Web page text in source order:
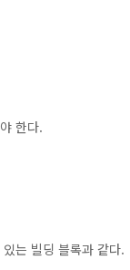
한다.
는 빌딩 블록과 같다.